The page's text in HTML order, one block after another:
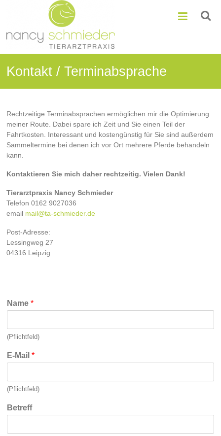
Nancy
Schmieder
Kontakt / Terminabsprache
Rechtzeitige Terminabsprachen ermöglichen mir die Optimierung
meiner Route. Dabei spare ich Zeit und Sie einen Teil der
Fahrtkosten. Interessant und kostengünstig für Sie sind außerdem
Sammeltermine bei denen ich vor Ort mehrere Pferde behandeln
kann.
Kontaktieren Sie mich daher rechtzeitig. Vielen Dank!
Tierarztpraxis Nancy Schmieder
Telefon 0162 9027036
email mail@ta-schmieder.de
Post-Adresse:
Lessingweg 27
04316 Leipzig
Name*
(Pflichtfeld)
E-Mail*
(Pflichtfeld)
Betreff